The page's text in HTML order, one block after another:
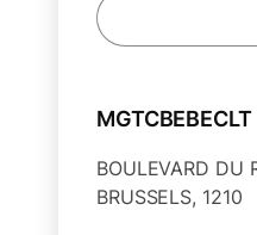
MGTCBEBECLT
BOULEVARD DU
BRUSSELS, 1210